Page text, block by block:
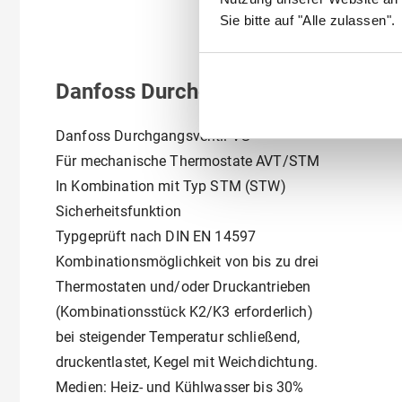
Sie bitte auf "Alle zulassen".
Danfoss Durchgangsventil VG
Danfoss Durchgangsventil VG
Für mechanische Thermostate AVT/STM
In Kombination mit Typ STM (STW)
Sicherheitsfunktion
Typgeprüft nach DIN EN 14597
Kombinationsmöglichkeit von bis zu drei
Thermostaten und/oder Druckantrieben
(Kombinationsstück K2/K3 erforderlich)
bei steigender Temperatur schließend,
druckentlastet, Kegel mit Weichdichtung.
Medien: Heiz- und Kühlwasser bis 30%